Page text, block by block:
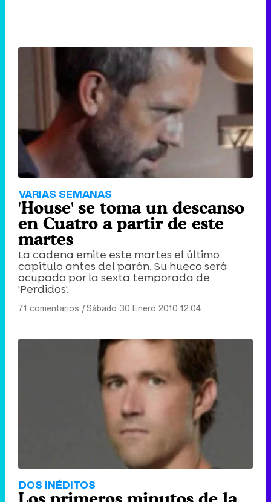
VARIAS SEMANAS
'House' se toma un descanso
en Cuatro a partir de este
martes
La cadena emite este martes el último
capítulo antes del parón. Su hueco será
ocupado por la sexta temporada de
'Perdidos'.
71 comentarios |Sábado 30 Enero 2010 12:04
DOS INÉDITOS